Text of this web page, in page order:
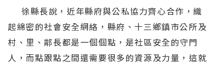
徐縣長說，近年縣府與公私協力齊心合作，織
起綿密的社會安全網絡，縣府、十三鄉鎮市公所及
村、里、鄰長都是一個個點，是社區安全的守門
人，而點跟點之間還需要很多的資源及力量，這就